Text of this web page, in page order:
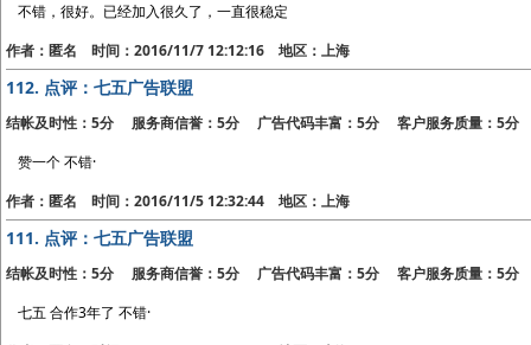
不错，很好。已经加入很久了，一直很稳定
作者：匿名 时间：2016/11/7 12:12:16 地区：上海
112. 点评：七五广告联盟
结帐及时性：5分 服务商信誉：5分 广告代码丰富：5分 客户服务质量：5分
赞一个 不错·
作者：匿名 时间：2016/11/5 12:32:44 地区：上海
111. 点评：七五广告联盟
结帐及时性：5分 服务商信誉：5分 广告代码丰富：5分 客户服务质量：5分
七五 合作3年了 不错·